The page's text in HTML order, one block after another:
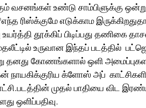
வசனங்கள் உண்டு சாம்பிளுக்கு ஒன்று
ரிஸ்க்குமே எடுக்காம
தூக்கிப் பிடிப்பது தணிகை
உருவான இந்தப் படத்தில்
தனது கோணங்களால் ஒளி
நாயகிக்குரிய க்ளோஸ் அப்
முதல் பாதியை விட
ஒளிப்பதிவு.